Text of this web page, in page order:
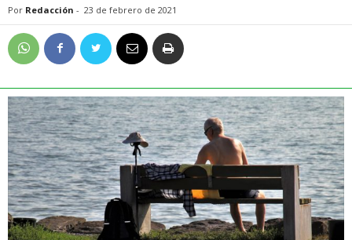
Por Redacción - 23 de febrero de 2021